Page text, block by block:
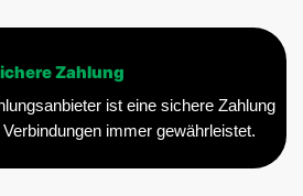
Zahlung
ist eine sichere Zahlung
immer gewährleistet.